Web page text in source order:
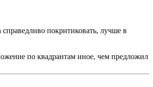
покритиковать, лучше в
по квадрантам иное, чем предложил